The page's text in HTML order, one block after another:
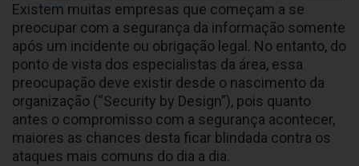
Existem muitas empresas que começam a se
preocupar com a segurança da informação somente
após um incidente ou obrigação legal. No entanto, do
ponto de vista dos especialistas da área, essa
preocupação deve existir desde o nascimento da
organização (“Security by Design”), pois quanto
antes o compromisso com a segurança acontecer,
maiores as chances desta ficar blindada contra os
ataques mais comuns do dia a dia.